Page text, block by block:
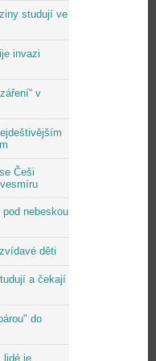
studují ve
invazi
v
Češi
nebeskou
děti
a čekají
do
lidé je